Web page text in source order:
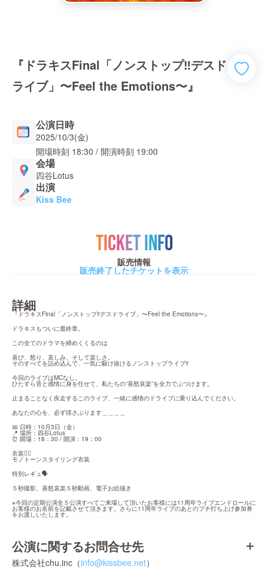
『ドラキスFinal「ノンストップ‼︎デスド
ライブ」〜Feel the Emotions〜』
公演日時
2025/10/3(金)
開場時刻 18:30 / 開演時刻 19:00
会場
四谷Lotus
出演
Kiss Bee
TICKET INFO
販売情報
販売終了したチケットを表示
詳細
『ドラキスFinal「ノンストップ‼︎デスドライブ」〜Feel the Emotions〜』
ドラキスもついに最終章。
この全てのドラマを締めくくるのは
喜び、怒り、哀しみ、そして楽しさ。
そのすべてを詰め込んで、一気に駆け抜けるノンストップライブ‼️
今回のライブはMCなし。
ひたすら音と感情に身を任せて、私たちの“喜怒哀楽”を全力でぶつけます。
止まることなく疾走するこのライブ、一緒に感情のドライブに乗り込んでください。
あなたの心を、必ず揺さぶります＿＿＿＿
📅 日時：10月3日（金）
📍 場所：四谷Lotus
⏰ 開場：18：30 / 開演：19：00
衣装🤵‍♀️
モノトーンスタイリング衣装
特別レギュ🗣️
５秒撮影、喜怒哀楽５秒動画、電子お絵描き
※今回の定期公演全５公演すべてご来場して頂いたお客様には11周年ライブエンドロールに
お客様のお名前を記載させて頂きます。さらに11周年ライブのあとのプチ打ち上げ参加券
をお渡しいたします。
公演に関するお問合せ先
株式会社chu.inc（info@kissbee.net）